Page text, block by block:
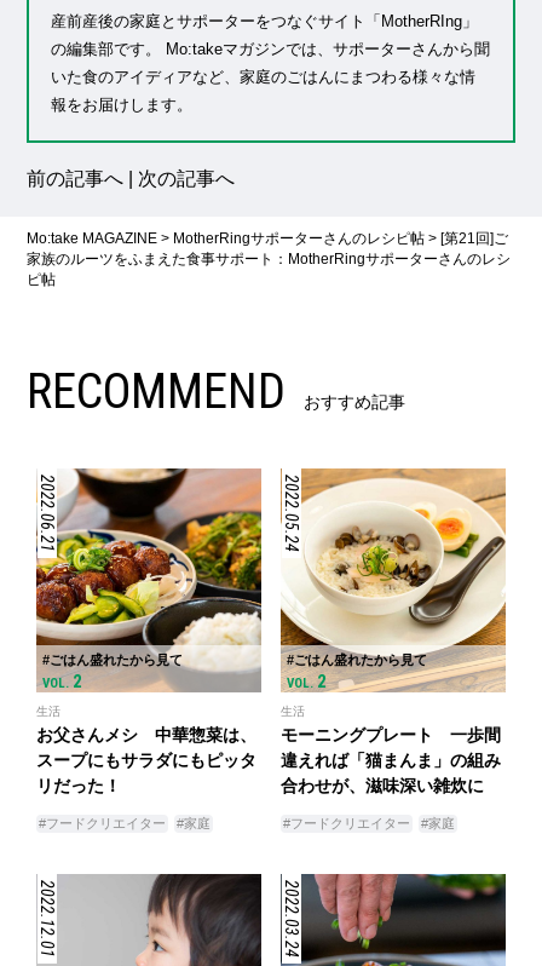
産前産後の家庭とサポーターをつなぐサイト「MotherRIng」
の編集部です。 Mo:takeマガジンでは、サポーターさんから聞
いた食のアイディアなど、家庭のごはんにまつわる様々な情
報をお届けします。
前の記事へ 次の記事へ
Mo:take MAGAZINE > MotherRingサポーターさんのレシピ帖 >[第21回]ご
家族のルーツをふまえた食事サポート：MotherRingサポーターさんのレシ
ピ帖
RECOMMEND おすすめ記事
2022.06.21
#ごはん盛れたから見て
VOL. 2
生活
お父さんメシ 中華惣菜は、
スープにもサラダにもピッタ
リだった！
#フードクリエイター #家庭
2022.05.24
#ごはん盛れたから見て
VOL. 2
生活
モーニングプレート 一歩間
違えれば「猫まんま」の組み
合わせが、滋味深い雑炊に
#フードクリエイター #家庭
2022.12.01 2022.03.24